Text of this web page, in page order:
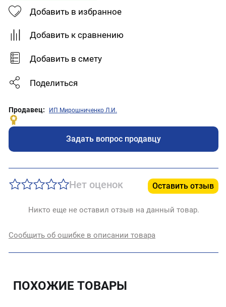
Добавить в избранное
Добавить к сравнению
Добавить в смету
Поделиться
Продавец: ИП Мирошниченко Л.И.
Задать вопрос продавцу
Нет оценок Оставить отзыв
Никто еще не оставил отзыв на данный товар.
Сообщить об ошибке в описании товара
ПОХОЖИЕ ТОВАРЫ